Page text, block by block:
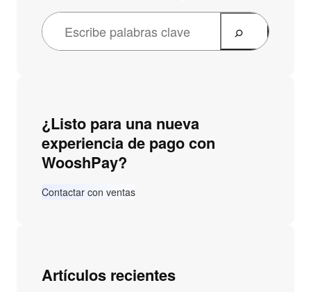
¿Listo para una nueva
experiencia de pago con
WooshPay?
Contactar con ventas
Artículos recientes